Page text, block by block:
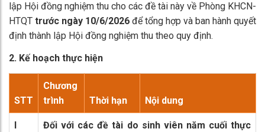
lập Hội đồng nghiệm thu cho các đề tài này về Phòng KHCN-
HTQT trước ngày 10/6/2026 để tổng hợp và ban hành quyết
định thành lập Hội đồng nghiệm thu theo quy định.
2. Kế hoạch thực hiện
STT
Chương
trình
Thời hạn Nội dung
Đối với các đề tài do sinh viên năm cuối thực